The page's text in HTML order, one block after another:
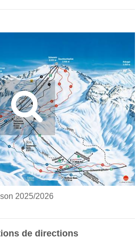
2025/2026
de directions